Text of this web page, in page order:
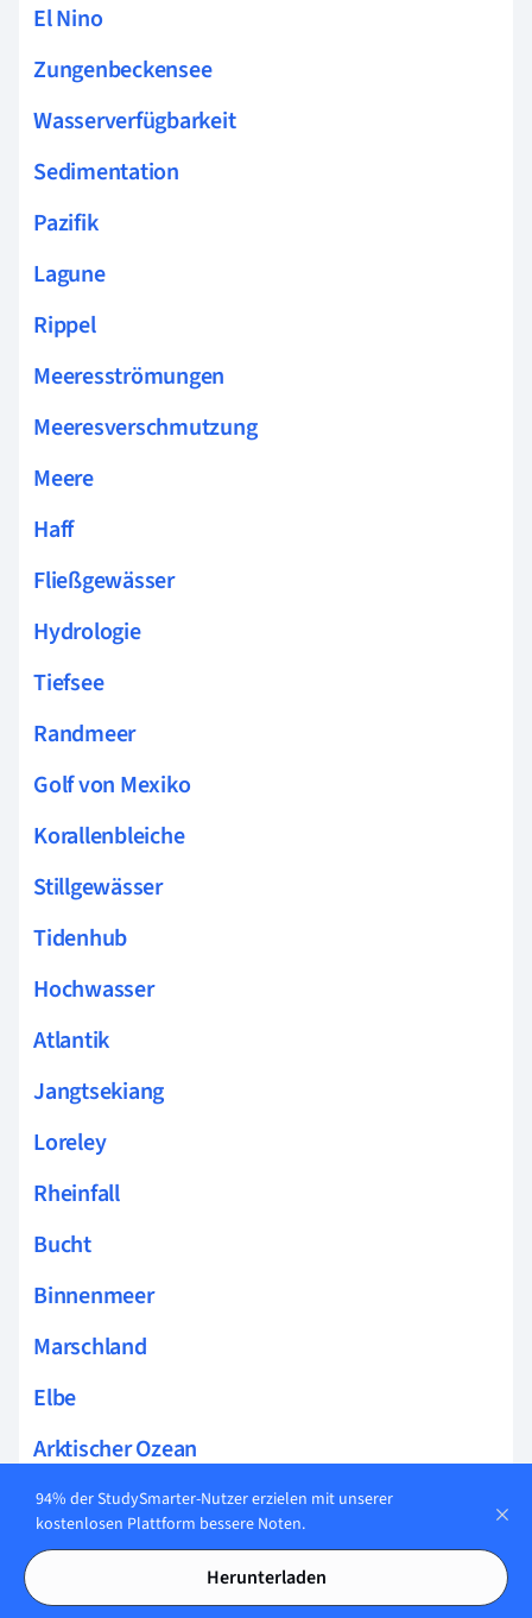
El Nino
Zungenbeckensee
Wasserverfügbarkeit
Sedimentation
Pazifik
Lagune
Rippel
Meeresströmungen
Meeresverschmutzung
Meere
Haff
Fließgewässer
Hydrologie
Tiefsee
Randmeer
Golf von Mexiko
Korallenbleiche
Stillgewässer
Tidenhub
Hochwasser
Atlantik
Jangtsekiang
Loreley
Rheinfall
Bucht
Binnenmeer
Marschland
Elbe
Arktischer Ozean
Antarktischer Ozean
Indischer Ozean
Ostsee
94% der StudySmarter-Nutzer erzielen mit unserer
kostenlosen Plattform bessere Noten.
Herunterladen